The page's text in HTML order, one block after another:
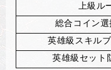
上級ル
総合コイン選
英雄級スキル
英雄級セット